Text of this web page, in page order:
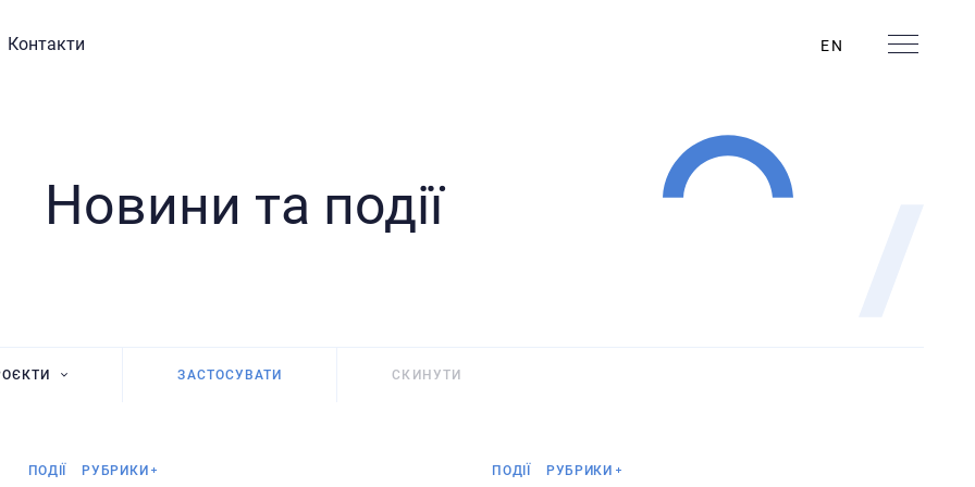
Контакти EN
Новини та події
політичних і
ЗАСТОСУВАТИ СКИНУТИ
ПОДІЇ РУБРИКИ
Анонс
ПОДІЇ РУБРИКИ
Анонс